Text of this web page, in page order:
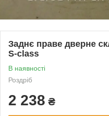
Заднє праве дверне
S-class
В наявності
Роздріб
2 238 ₴